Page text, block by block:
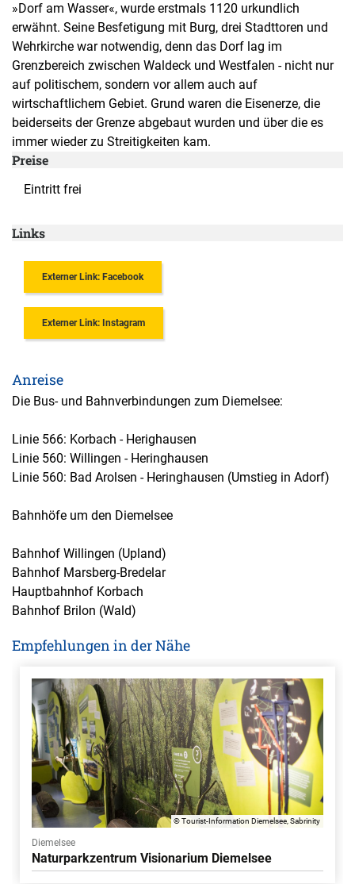
»Dorf am Wasser«, wurde erstmals 1120 urkundlich
erwähnt. Seine Besfetigung mit Burg, drei Stadttoren und
Wehrkirche war notwendig, denn das Dorf lag im
Grenzbereich zwischen Waldeck und Westfalen - nicht nur
auf politischem, sondern vor allem auch auf
wirtschaftlichem Gebiet. Grund waren die Eisenerze, die
beiderseits der Grenze abgebaut wurden und über die es
immer wieder zu Streitigkeiten kam.
Preise
Eintritt frei
Links
Externer Link: Facebook
Externer Link: Instagram
Anreise
Die Bus- und Bahnverbindungen zum Diemelsee:
Linie 566: Korbach - Herighausen
Linie 560: Willingen - Heringhausen
Linie 560: Bad Arolsen - Heringhausen (Umstieg in Adorf)
Bahnhöfe um den Diemelsee
Bahnhof Willingen (Upland)
Bahnhof Marsberg-Bredelar
Hauptbahnhof Korbach
Bahnhof Brilon (Wald)
Empfehlungen in der Nähe
© Tourist-Information Diemelsee, Sabrinity
Diemelsee
Naturparkzentrum Visionarium Diemelsee